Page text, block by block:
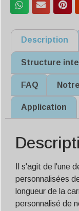
Description
Structure
FAQ
Application
Il s'agit de l'une
personnalisées
longueur de la
personnalisé de